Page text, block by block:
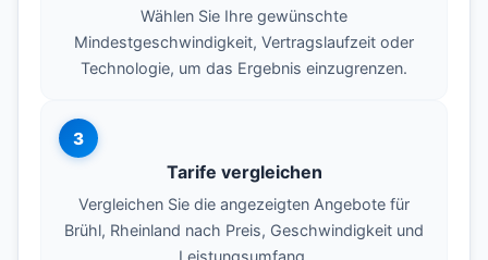
Wählen Sie Ihre gewünschte
Mindestgeschwindigkeit, Vertragslaufzeit oder
Technologie, um das Ergebnis einzugrenzen.
3
Tarife vergleichen
Vergleichen Sie die angezeigten Angebote für
Brühl, Rheinland nach Preis, Geschwindigkeit und